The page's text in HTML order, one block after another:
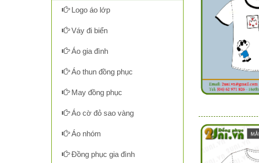
Logo áo lớp
Váy đi biển
Áo gia đình
Áo thun đồng phục
May đồng phục
Áo cờ đỏ sao vàng
Áo nhóm
Đồng phục gia đình